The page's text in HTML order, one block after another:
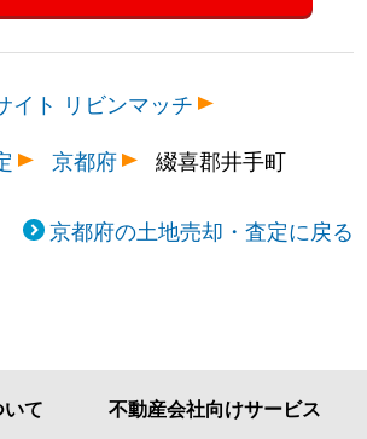
イト リビンマッチ
京都府 綴喜郡井手町
京都府の土地売却・査定に戻る
て 不動産会社向けサービス